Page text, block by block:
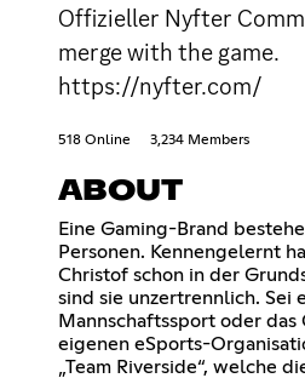
Offizieller Nyfter
merge with the game.
https://nyfter.com/
518 Online 3,234 Members
ABOUT
Eine Gaming-Brand
Personen. Kennengelernt
Christof schon in der
sind sie unzertrennlich. Sei
Mannschaftssport oder das
eigenen eSports-
„Team Riverside“, welche